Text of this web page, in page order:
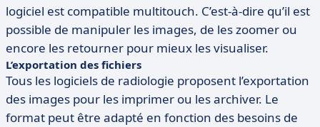
logiciel est compatible multitouch. C’est-à-dire qu’il est
possible de manipuler les images, de les zoomer ou
encore les retourner pour mieux les visualiser.
L’exportation des fichiers
Tous les logiciels de radiologie proposent l’exportation
des images pour les imprimer ou les archiver. Le
format peut être adapté en fonction des besoins de